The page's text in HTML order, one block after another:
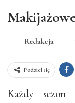
Redakcja
Podziel się
Każdy